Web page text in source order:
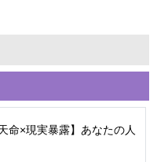
命×現実暴露】あなたの人